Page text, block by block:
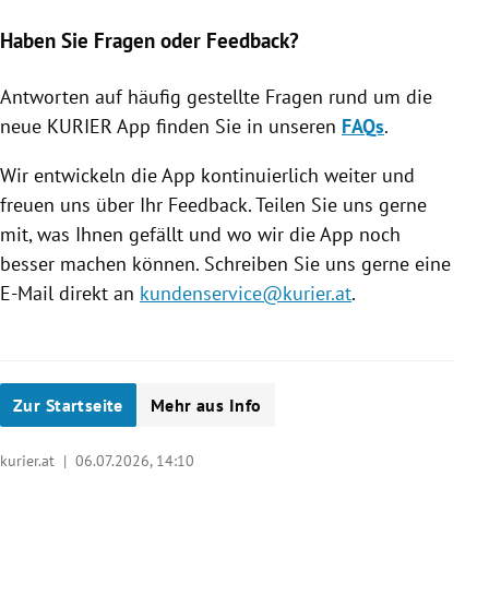
Haben Sie Fragen oder Feedback?
Antworten auf häufig gestellte Fragen rund um die
neue KURIER App finden Sie in unseren FAQs.
Wir entwickeln die App kontinuierlich weiter und
freuen uns über Ihr Feedback. Teilen Sie uns gerne
mit, was Ihnen gefällt und wo wir die App noch
besser machen können. Schreiben Sie uns gerne eine
E-Mail direkt an kundenservice@kurier.at.
Zur Startseite Mehr aus Info
kurier.at | 06.07.2026, 14:10